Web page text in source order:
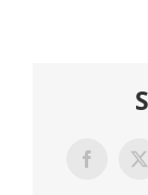
Facebook
X